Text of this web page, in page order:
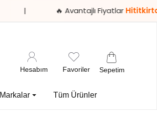
🔥 Avantajlı Fiyatlar
Hesabım Favoriler Sepetim
Markalar Tüm Ürünler